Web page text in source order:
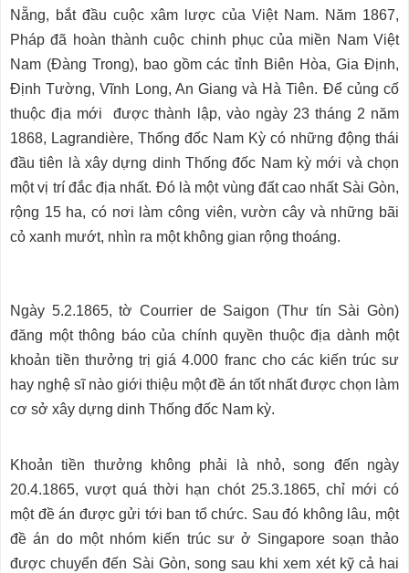
Nẵng, bắt đầu cuộc xâm lược của Việt Nam. Năm 1867,
Pháp đã hoàn thành cuộc chinh phục của miền Nam Việt
Nam (Đàng Trong), bao gồm các tỉnh Biên Hòa, Gia Định,
Định Tường, Vĩnh Long, An Giang và Hà Tiên. Để củng cố
thuộc địa mới được thành lập, vào ngày 23 tháng 2 năm
1868, Lagrandière, Thống đốc Nam Kỳ có những động thái
đầu tiên là xây dựng dinh Thống đốc Nam kỳ mới và chọn
một vị trí đắc địa nhất. Đó là một vùng đất cao nhất Sài Gòn,
rộng 15 ha, có nơi làm công viên, vườn cây và những bãi
cỏ xanh mướt, nhìn ra một không gian rộng thoáng.
Ngày 5.2.1865, tờ Courrier de Saigon (Thư tín Sài Gòn)
đăng một thông báo của chính quyền thuộc địa dành một
khoản tiền thưởng trị giá 4.000 franc cho các kiến trúc sư
hay nghệ sĩ nào giới thiệu một đề án tốt nhất được chọn làm
cơ sở xây dựng dinh Thống đốc Nam kỳ.
Khoản tiền thưởng không phải là nhỏ, song đến ngày
20.4.1865, vượt quá thời hạn chót 25.3.1865, chỉ mới có
một đề án được gửi tới ban tổ chức. Sau đó không lâu, một
đề án do một nhóm kiến trúc sư ở Singapore soạn thảo
được chuyển đến Sài Gòn, song sau khi xem xét kỹ cả hai